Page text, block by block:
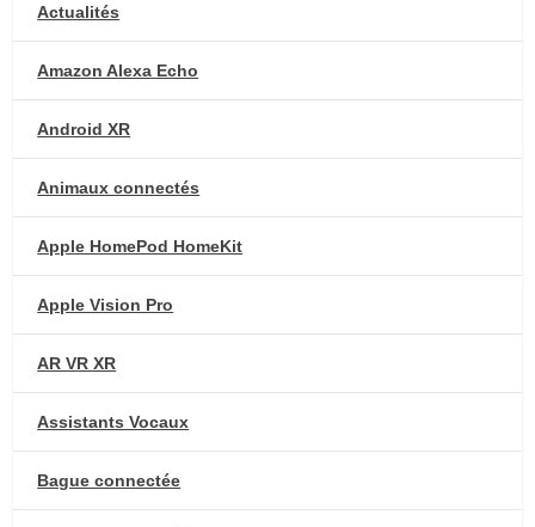
Actualités
Amazon Alexa Echo
Android XR
Animaux connectés
Apple HomePod HomeKit
Apple Vision Pro
AR VR XR
Assistants Vocaux
Bague connectée